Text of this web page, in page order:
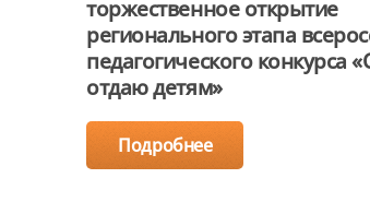
торжественное открытие
регионального этапа
педагогического конкурса
отдаю детям»
Подробнее